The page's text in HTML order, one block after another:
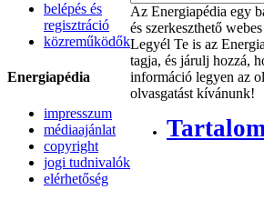
belépés és
regisztráció
közreműködők
Energiapédia
impresszum
médiaajánlat
copyright
jogi tudnivalók
elérhetőség
Az Energiapédia egy
és szerkeszthető
Legyél Te is az
tagja, és járulj hozzá,
információ legyen az
olvasgatást kívánunk!
Tartalom